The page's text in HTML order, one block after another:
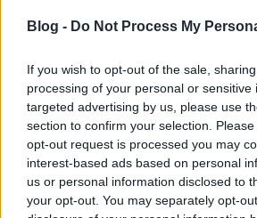
Blog - Do Not Process My
If you wish to opt-out of the sale,
processing of your personal or sensitive
targeted advertising by us, please use
section to confirm your selection.
opt-out request is processed you may
interest-based ads based on personal
us or personal information disclosed to
your opt-out. You may separately opt-
Ez pedig már alkati kérdés. Van
A hangulat…
Nyugati segítség...
Ugyan ilyen elmélet a nyugati
56-os írásomban (
https://magyart.blog.hu/2019/10/